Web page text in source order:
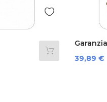
Garanzia3 Cover 12 Mesi...
39,89 €